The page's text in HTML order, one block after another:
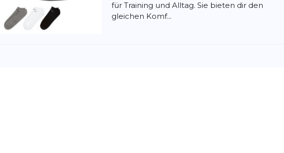
für Training und Alltag. Sie bieten dir den
gleichen Komf...